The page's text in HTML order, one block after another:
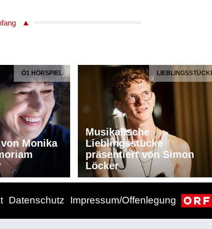
Zweite Nymphe und Erstes Echo
und Jeune Garcon
Ö1 HÖRSPIEL
Monika
Musikalische
Lieblingsstücke
präsentiert von Simon
Löcker
Datenschutz Impressum/Offenlegung